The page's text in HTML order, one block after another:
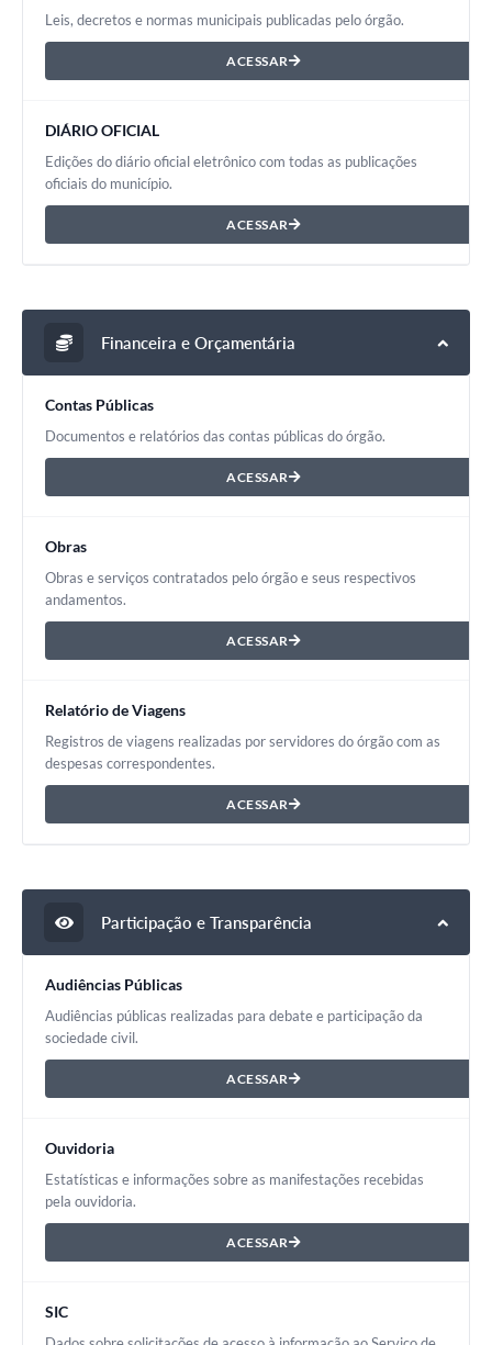
Leis, decretos e normas municipais publicadas pelo órgão.
ACESSAR
DIÁRIO OFICIAL
Edições do diário oficial eletrônico com todas as publicações
oficiais do município.
ACESSAR
Financeira e Orçamentária
Contas Públicas
Documentos e relatórios das contas públicas do órgão.
ACESSAR
Obras
Obras e serviços contratados pelo órgão e seus respectivos
andamentos.
ACESSAR
Relatório de Viagens
Registros de viagens realizadas por servidores do órgão com as
despesas correspondentes.
ACESSAR
Participação e Transparência
Audiências Públicas
Audiências públicas realizadas para debate e participação da
sociedade civil.
ACESSAR
Ouvidoria
Estatísticas e informações sobre as manifestações recebidas
pela ouvidoria.
ACESSAR
SIC